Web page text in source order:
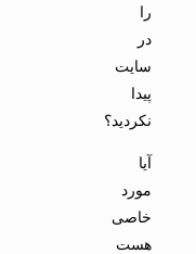
را
در
سایت
پیدا
نکردید؟
آیا
مورد
خاصی
هست